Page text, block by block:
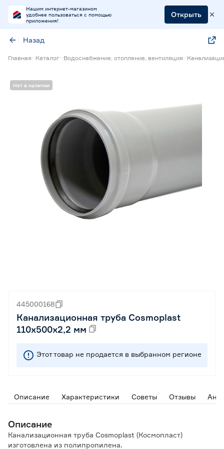
Нашим интернет-магазином
удобнее пользоваться с помощью
приложения!
Открыть
Назад
Главная Каталог Водоснабжение, отопление, вентиляция
Нет в наличии
445000168
Канализационная труба Cosmoplast
110х500х2,2 мм
Этот товар не продается в выбранном регионе
Описание Характеристики Советы Отзывы
Описание
Канализационная труба Cosmoplast (Космопласт)
изготовлена из полипропилена.